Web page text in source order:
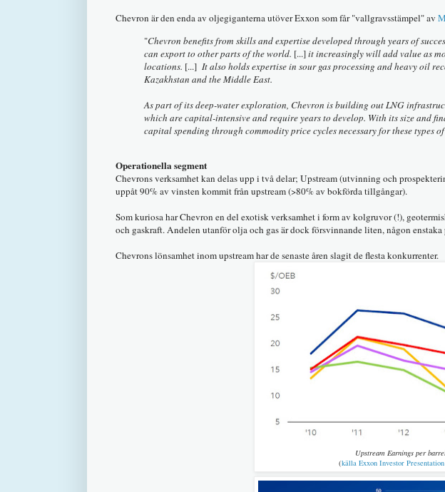
Chevron är den enda av oljegiganterna utöver Exxon som får "vallgravsstämpel" av
"Chevron benefits from skills and expertise developed through years of
can export to other parts of the world. [...]it increasingly will add value as
locations. [...] It also holds expertise in sour gas processing and heavy oil
Kazakhstan and the Middle East.
As part of its deep-water exploration, Chevron is building out LNG
which are capital-intensive and require years to develop. With its size and
capital spending through commodity price cycles necessary for these types
Operationella segment
Chevrons verksamhet kan delas upp i två delar; Upstream (utvinning och
uppåt 90% av vinsten kommit från upstream (>80% av bokförda tillgångar).
Som kuriosa har Chevron en del exotisk verksamhet i form av kolgruvor (!),
och gaskraft. Andelen utanför olja och gas är dock försvinnande liten, någon
Chevrons lönsamhet inom upstream har de senaste åren slagit de flesta konkurrenter.
Upstream Earnings per
(källa ExxonInvestor Presentation